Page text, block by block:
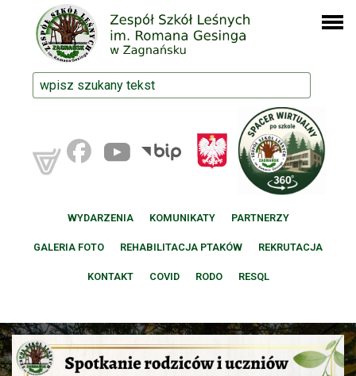
WYDARZENIA KOMUNIKATY PARTNERZY
GALERIA FOTO REHABILITACJA PTAKÓW REKRUTACJA
KONTAKT COVID RODO RESQL